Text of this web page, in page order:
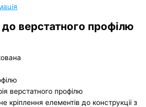
верстатного профілю
верстатного профілю
кріплення елементів до конструкціі з